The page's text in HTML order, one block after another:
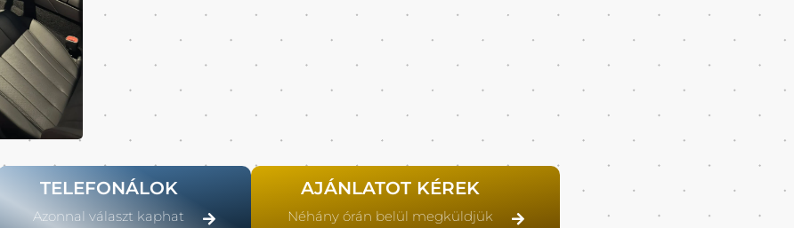
TELEFONÁLOK
Azonnal választ kaphat
AJÁNLATOT KÉREK
Néhány órán belül megküldjük